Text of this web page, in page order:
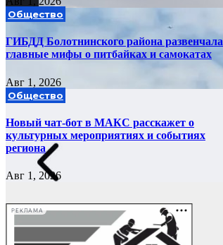
Общество
ГИБДД Болотнинского района развенчала
главные мифы о питбайках и самокатах
Авг 1, 2026
Общество
Новый чат-бот в МАКС расскажет о
культурных мероприятиях и событиях
региона
Авг 1, 2026
РЕКЛАМА